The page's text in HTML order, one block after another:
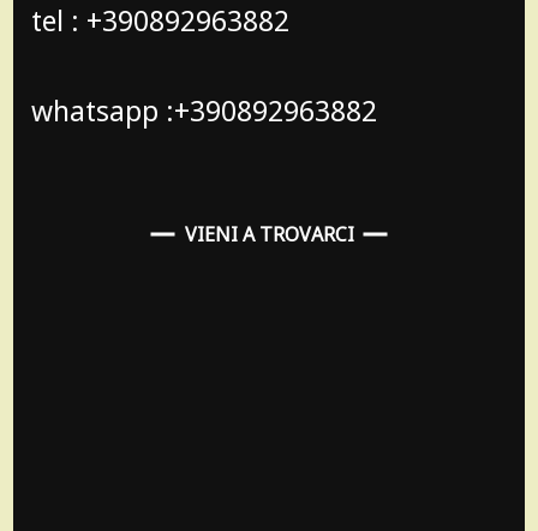
tel : +390892963882
whatsapp :+390892963882
VIENI A TROVARCI